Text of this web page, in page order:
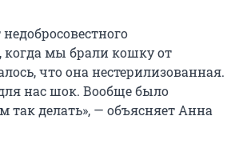
когда мы брали кошку от
что она нестерилизованная.
нас шок. Вообще было
так делать», — объясняет Анна